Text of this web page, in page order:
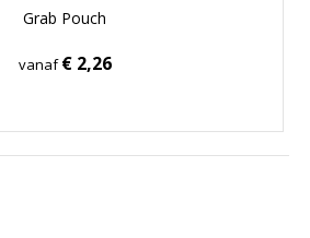
Grab Pouch
vanaf€ 2,26